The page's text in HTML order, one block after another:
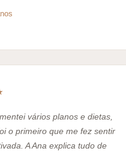
vários planos e dietas,
o primeiro que me fez sentir
A Ana explica tudo de